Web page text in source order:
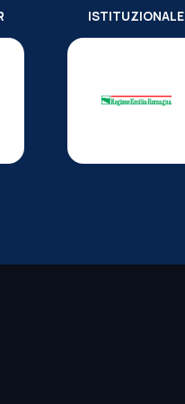
ISTITUZIONALE